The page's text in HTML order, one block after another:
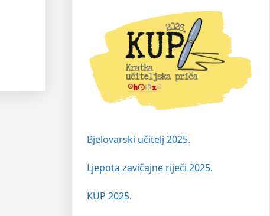
Bjelovarski učitelj 2025.
Ljepota zavičajne riječi 2025.
KUP 2025.